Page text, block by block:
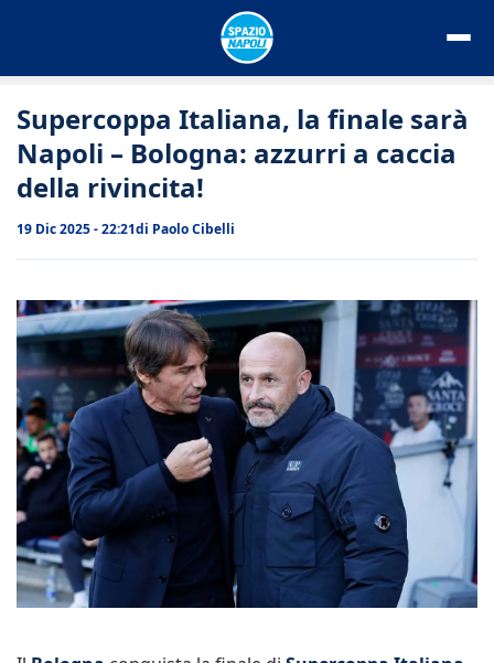
Supercoppa Italiana, la finale sarà
Napoli – Bologna: azzurri a caccia
della rivincita!
19 Dic 2025 - 22:21di Paolo Cibelli